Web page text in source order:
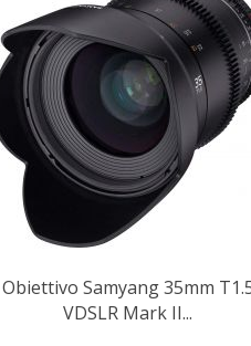
Obiettivo Samyang 35mm
VDSLR Mark II...